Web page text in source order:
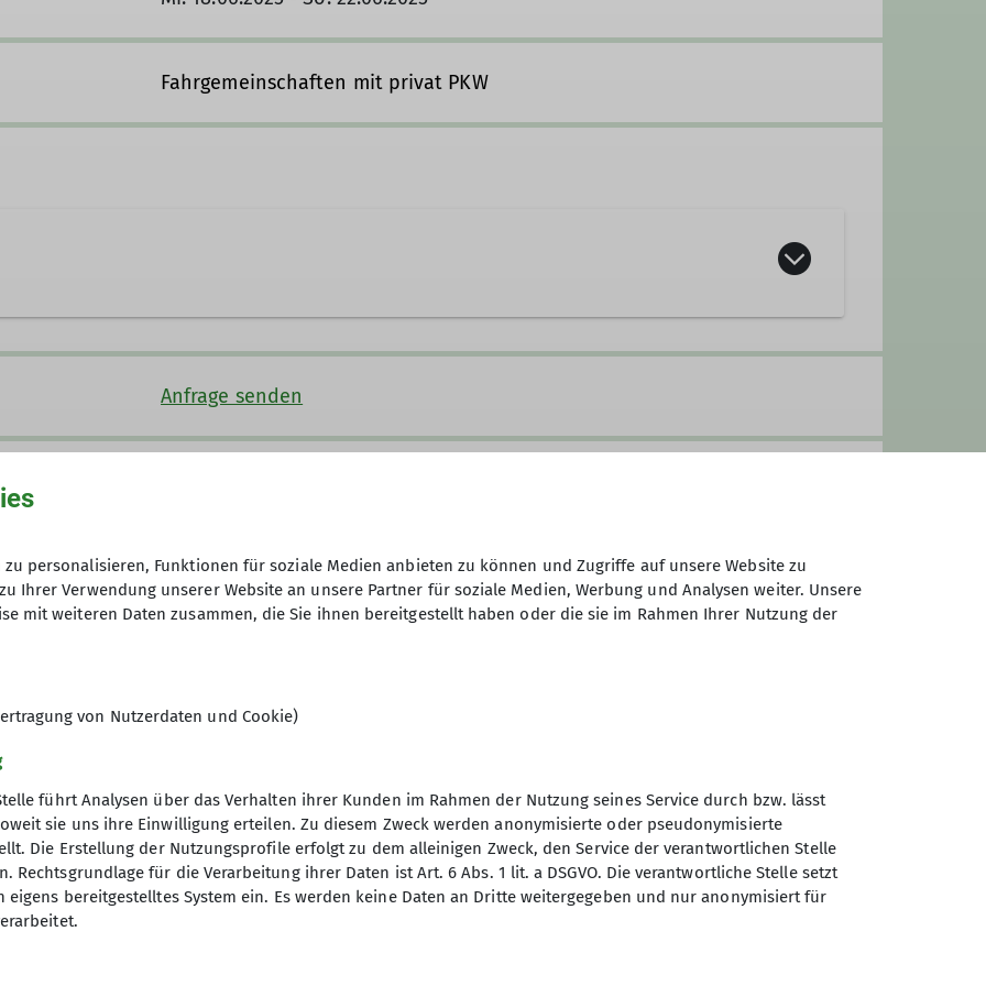
Fahrgemeinschaften mit privat PKW
Anfrage senden
6
Sektion
Sektion Miesbach des
Deutschen Alpenvereins e.V.
Rosenheimer Straße 7
personalisieren, Funktionen für soziale Medien anbieten zu können und Zugriffe auf unsere Website zu
Ihrer Verwendung unserer Website an unsere Partner für soziale Medien, Werbung und Analysen weiter. Unsere
mit weiteren Daten zusammen, die Sie ihnen bereitgestellt haben oder die sie im Rahmen Ihrer Nutzung der
von Nutzerdaten und Cookie)
führt Analysen über das Verhalten ihrer Kunden im Rahmen der Nutzung seines Service durch bzw. lässt
sie uns ihre Einwilligung erteilen. Zu diesem Zweck werden anonymisierte oder pseudonymisierte
Die Erstellung der Nutzungsprofile erfolgt zu dem alleinigen Zweck, den Service der verantwortlichen Stelle
Rechtsgrundlage für die Verarbeitung ihrer Daten ist Art. 6 Abs. 1 lit. a DSGVO. Die verantwortliche Stelle setzt
eigens bereitgestelltes System ein. Es werden keine Daten an Dritte weitergegeben und nur anonymisiert für